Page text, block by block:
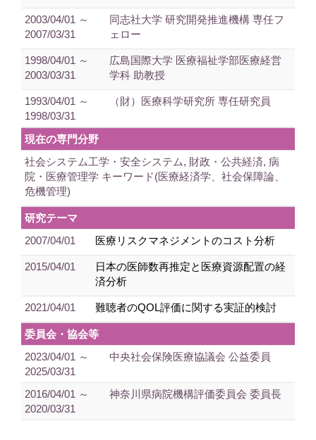
2003/04/01 ～
2007/03/31
同志社大学 研究開発推進機構 専任フ
ェロー
1998/04/01 ～
2003/03/31
広島国際大学 医療福祉学部医療経営
学科 助教授
1993/04/01 ～
1998/03/31
（財）医療科学研究所 専任研究員
現在の専門分野
社会システム工学・安全システム, 財政・公共経済, 病
院・医療管理学 キーワード(医療経済学、社会保障論、
危機管理)
研究テーマ
2007/04/01
医療リスクマネジメントのコスト分析
2015/04/01
日本の医師数再推定と医療資源配置の経
済分析
2021/04/01 難聴者のQOL評価に関する実証的検討
委員会・協会等
2023/04/01 ～
2025/03/31
中央社会保険医療協議会 公益委員
2016/04/01 ～
2020/03/31
神奈川県病院機構評価委員会 委員長